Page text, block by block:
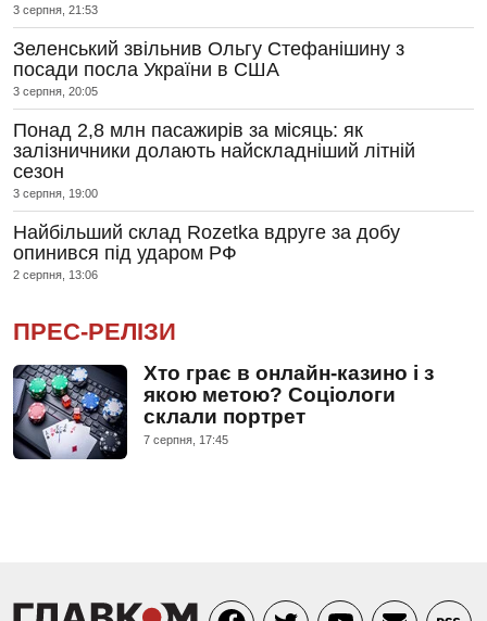
3 серпня, 21:53
Зеленський звільнив Ольгу Стефанішину з
посади посла України в США
3 серпня, 20:05
Понад 2,8 млн пасажирів за місяць: як
залізничники долають найскладніший літній
сезон
3 серпня, 19:00
Найбільший склад Rozetka вдруге за добу
опинився під ударом РФ
2 серпня, 13:06
ПРЕС-РЕЛІЗИ
Хто грає в онлайн-казино і з
якою метою? Соціологи
склали портрет
7 серпня, 17:45